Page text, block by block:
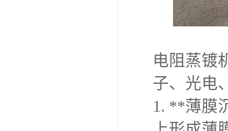
电阻蒸镀
子、光电
1. **薄膜